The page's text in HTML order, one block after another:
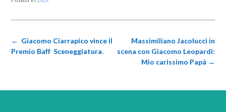
Post
navigation
Massimiliano Jacolucci in
scena con Giacomo Leopardi:
Mio carissimo Papà →
← Giacomo Ciarrapico vince il
Premio Baff Sceneggiatura.